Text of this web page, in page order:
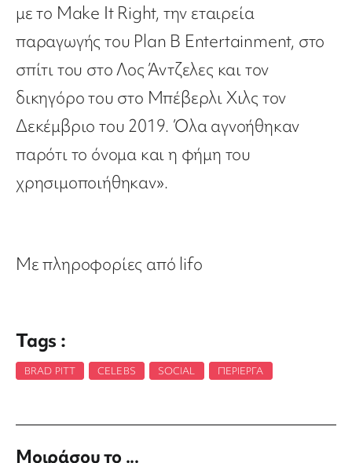
με το Make It Right, την εταιρεία
παραγωγής του Plan B Entertainment, στο
σπίτι του στο Λος Άντζελες και τον
δικηγόρο του στο Μπέβερλι Χιλς τον
Δεκέμβριο του 2019. Όλα αγνοήθηκαν
παρότι το όνομα και η φήμη του
χρησιμοποιήθηκαν».
Με πληροφορίες από lifo
Tags :
BRAD PITT CELEBS SOCIAL ΠΕΡΊΕΡΓΑ
Μοιράσου το ...